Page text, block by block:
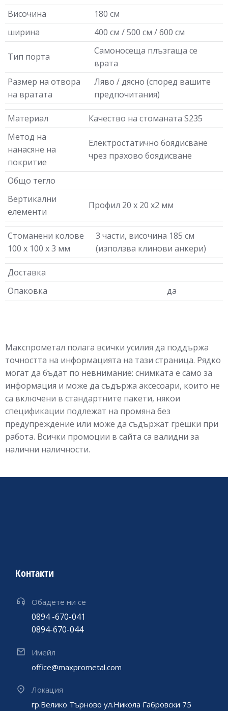
Височина
180 см
ширина
400 см / 500 см / 600 см
Тип порта
Самоносеща плъзгаща се
врата
Размер на отвора
на вратата
Ляво / дясно (според вашите
предпочитания)
Материал
Качество на стоманата S235
Метод на
нанасяне на
покритие
Електростатично боядисване
чрез прахово боядисване
Общо тегло
Вертикални
елементи
Профил 20 х 20 х2 мм
Стоманени колове
100 х 100 х 3 мм
3 части, височина 185 см
(използва клинови анкери)
Доставка
Опаковка
да
Макспрометал полага всички усилия да поддържа
точността на информацията на тази страница. Рядко
могат да бъдат по невнимание: снимката е само за
информация и може да съдържа аксесоари, които не
са включени в стандартните пакети, някои
спецификации подлежат на промяна без
предупреждение или може да съдържат грешки при
работа. Всички промоции в сайта са валидни за
налични наличности.
Контакти
Обадете ни се
0894 -670-041
0894-670-044
Имейл
office@maxprometal.com
Локация
гр.Велико Търново ул.Никола Габровски 75